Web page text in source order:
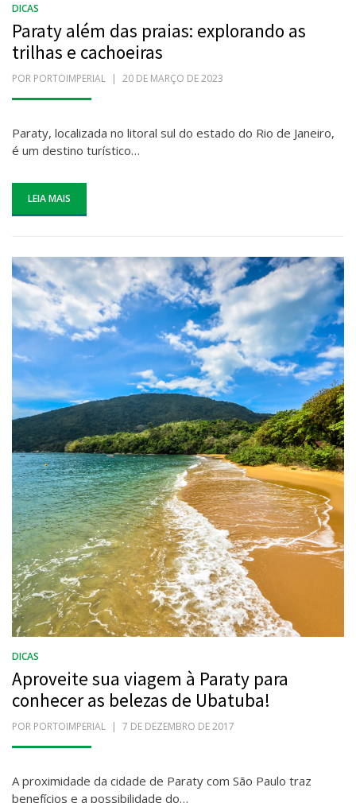
DICAS
Paraty além das praias: explorando as
trilhas e cachoeiras
POR PORTOIMPERIAL
POSTADO
20 DE MARÇO DE 2023
Paraty, localizada no litoral sul do estado do Rio de Janeiro,
é um destino turístico…
LEIA MAIS
DICAS
Aproveite sua viagem à Paraty para
conhecer as belezas de Ubatuba!
POR PORTOIMPERIAL
POSTADO
7 DE DEZEMBRO DE 2017
A proximidade da cidade de Paraty com São Paulo traz
benefícios e a possibilidade do…